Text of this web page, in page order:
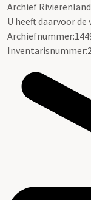
Archief
U heeft daarvoor